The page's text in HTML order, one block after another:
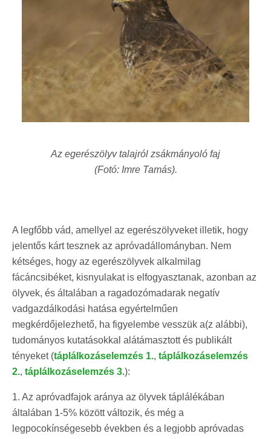
Az egerészölyv talajról zsákmányoló faj
(Fotó: Imre Tamás).
A legfőbb vád, amellyel az egerészölyveket illetik, hogy
jelentős kárt tesznek az apróvadállományban. Nem
kétséges, hogy az egerészölyvek alkalmilag
fácáncsibéket, kisnyulakat is elfogyasztanak, azonban az
ölyvek, és általában a ragadozómadarak negatív
vadgazdálkodási hatása egyértelműen
megkérdőjelezhető, ha figyelembe vesszük a(z alábbi),
tudományos kutatásokkal alátámasztott és publikált
tényeket (táplálkozáselemzés 1., táplálkozáselemzés
2., táplálkozáselemzés 3.):
1. Az apróvadfajok aránya az ölyvek táplálékában
általában 1-5% között változik, és még a
legpocokínségesebb években és a legjobb apróvadas